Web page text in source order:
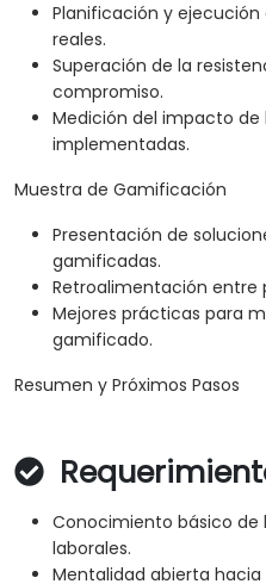
Planificación y
reales.
Superación de la
compromiso.
Medición del impacto de
implementadas.
Muestra de Gamificación
Presentación de
gamificadas.
Retroalimentación entre
Mejores prácticas para
gamificado.
Resumen y Próximos Pasos
Conocimiento básico de
laborales.
Mentalidad abierta